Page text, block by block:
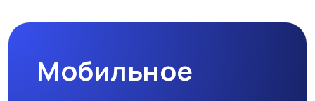
Детская одежда Детская обувь
Мобильное